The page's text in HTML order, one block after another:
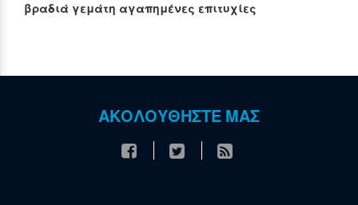
βραδιά γεμάτη αγαπημένες επιτυχίες
ΑΚΟΛΟΥΘΗΣΤΕ ΜΑΣ